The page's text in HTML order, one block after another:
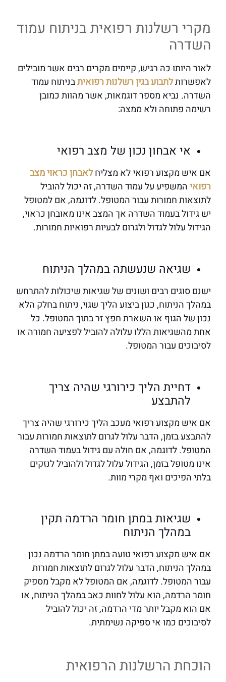
מקרי רשלנות רפואית בניתוח עמוד
השדרה
לאור היותו כה רגיש, קיימים מקרים רבים אשר מובילים
לאפשרותלתבוע בגין רשלנות רפואיתבניתוח עמוד
השדרה. נביא מספר דוגמאות, אשר מהוות כמובן
רשימה פתוחה ולא ממצה:
אי אבחון נכון של מצב רפואי
אם איש מקצוע רפואי לא מצליחלאבחן כראוי מצב
רפואיהמשפיע על עמוד השדרה, זה יכול להוביל
לתוצאות חמורות עבור המטופל. לדוגמה, אם למטופל
יש גידול בעמוד השדרה אך המצב אינו מאובחן כראוי,
הגידול עלול לגדול ולגרום לבעיות רפואיות חמורות.
שגיאה שנעשתה במהלך הניתוח
ישנם סוגים רבים ושונים של שגיאות שיכולות להתרחש
במהלך הניתוח, כגון ביצוע הליך שגוי, ניתוח בחלק הלא
נכון של הגוף או השארת חפץ זר בתוך המטופל. כל
אחת מהשגיאות הללו עלולה להוביל לפציעה חמורה או
לסיבוכים עבור המטופל.
דחיית הליך כירורגי שהיה צריך
להתבצע
אם איש מקצוע רפואי מעכב הליך כירורגי שהיה צריך
להתבצע בזמן, הדבר עלול לגרום לתוצאות חמורות עבור
המטופל. לדוגמה, אם חולה עם גידול בעמוד השדרה
אינו מטופל בזמן, הגידול עלול לגדול ולהוביל לנזקים
בלתי הפיכים ואף מקרי מוות.
שגיאות במתן חומר הרדמה תקין
במהלך הניתוח
אם איש מקצוע רפואי טועה במתן חומר הרדמה נכון
במהלך הניתוח, הדבר עלול לגרום לתוצאות חמורות
עבור המטופל. לדוגמה, אם המטופל לא מקבל מספיק
חומר הרדמה, הוא עלול לחוות כאב במהלך הניתוח, או
אם הוא מקבל יותר מדי הרדמה, זה יכול להוביל
לסיבוכים כמו אי ספיקה נשימתית.
הוכחת הרשלנות הרפואית